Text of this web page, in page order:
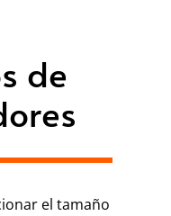
de
el tamaño